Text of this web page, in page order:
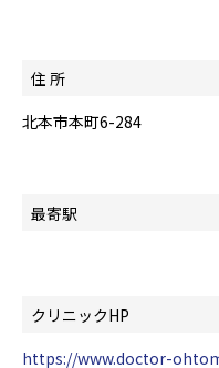
住 所
北本市本町6-284
最寄駅
クリニックHP
https://www.doctor-